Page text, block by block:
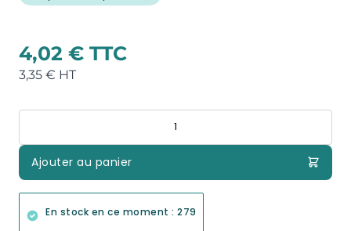
4,02 €
3,35 €
Ajouter au panier
En stock en ce moment : 279